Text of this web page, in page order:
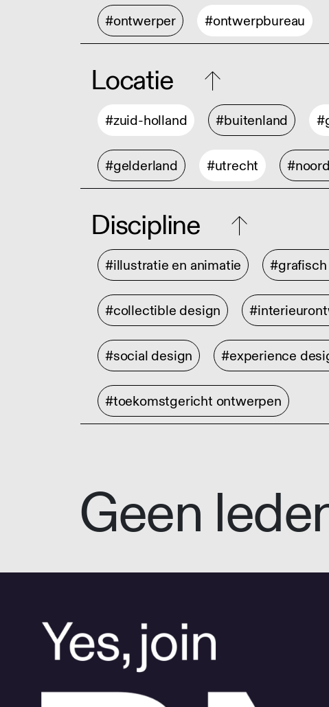
#ontwerper #ontwerpbureau
Locatie
#zuid-holland #buitenland
#gelderland #utrecht
Discipline
#illustratie en animatie
#collectible design
#social design #experience
#toekomstgericht ontwerpen
Geen